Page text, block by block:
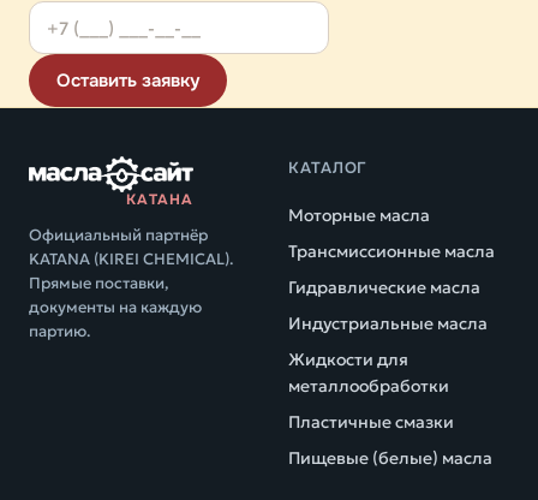
Оставить заявку
КАТАНА
Официальный партнёр
KATANA (KIREI CHEMICAL).
Прямые поставки,
документы на каждую
партию.
КАТАЛОГ
Моторные масла
Трансмиссионные масла
Гидравлические масла
Индустриальные масла
Жидкости для
металлообработки
Пластичные смазки
Пищевые (белые) масла